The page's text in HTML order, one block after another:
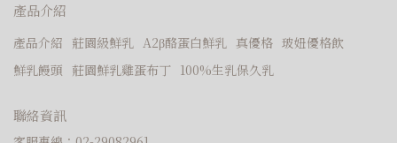
產品介紹
產品介紹 莊園級鮮乳 A2β酪蛋白鮮乳 真優格 玻妞優格飲
鮮乳饅頭 莊園鮮乳雞蛋布丁 100%生乳保久乳
聯絡資訊